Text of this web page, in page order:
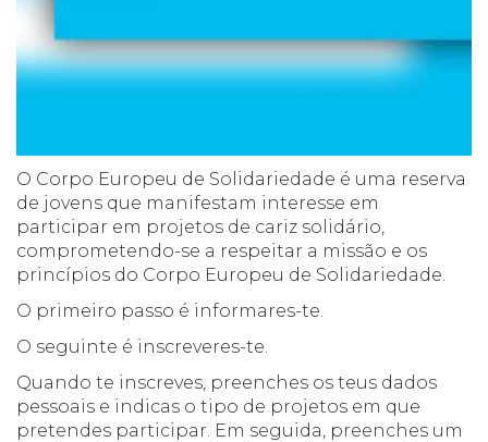
O Corpo Europeu de Solidariedade é uma reserva
de jovens que manifestam interesse em
participar em projetos de cariz solidário,
comprometendo-se a respeitar a missão e os
princípios do Corpo Europeu de Solidariedade.
O primeiro passo é informares-te.
O seguinte é inscreveres-te.
Quando te inscreves, preenches os teus dados
pessoais e indicas o tipo de projetos em que
pretendes participar. Em seguida, preenches um